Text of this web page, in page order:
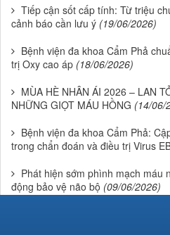
Tiếp cận sốt cấp tính: Từ triệu
cảnh báo cần lưu ý (19/06/2026)
Bệnh viện đa khoa Cẩm Phả
trị Oxy cao áp (18/06/2026)
MÙA HÈ NHÂN ÁI 2026 – LAN
NHỮNG GIỌT MÁU HỒNG (14/06/
Bệnh viện đa khoa Cẩm Phả:
trong chẩn đoán và điều trị Virus
Phát hiện sớm phình mạch máu
động bảo vệ não bộ (09/06/2026)
Bệnh viện đa khoa Cẩm Phả